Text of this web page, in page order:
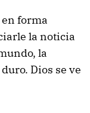
forma
la noticia
la
Dios se ve